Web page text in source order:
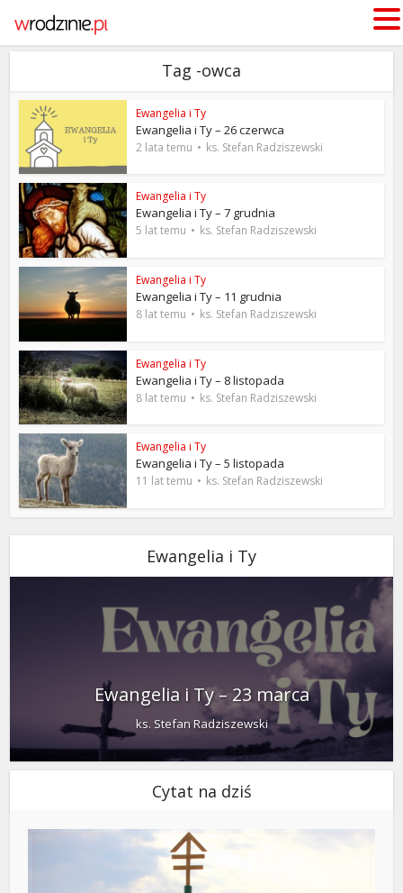
Tag -owca
Ewangelia i Ty
Ewangelia i Ty – 26 czerwca
2 lata temu ks. Stefan Radziszewski
Ewangelia i Ty
Ewangelia i Ty – 7 grudnia
5 lat temu ks. Stefan Radziszewski
Ewangelia i Ty
Ewangelia i Ty – 11 grudnia
8 lat temu ks. Stefan Radziszewski
Ewangelia i Ty
Ewangelia i Ty – 8 listopada
8 lat temu ks. Stefan Radziszewski
Ewangelia i Ty
Ewangelia i Ty – 5 listopada
11 lat temu ks. Stefan Radziszewski
Ewangelia i Ty
Ewangelia i Ty – 23 marca
ks. Stefan Radziszewski
Cytat na dziś